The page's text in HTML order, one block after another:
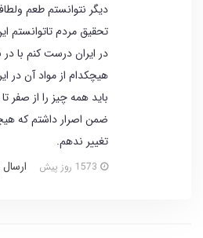
دیگر نتوانستم طعم
تحقیق مردم تاتوانستم
در ایران درست کنم با در
هیچکدام از مواد آن در
باید همه چیز را از
ضمن اصرار داشتم که
تغییر ندهم.